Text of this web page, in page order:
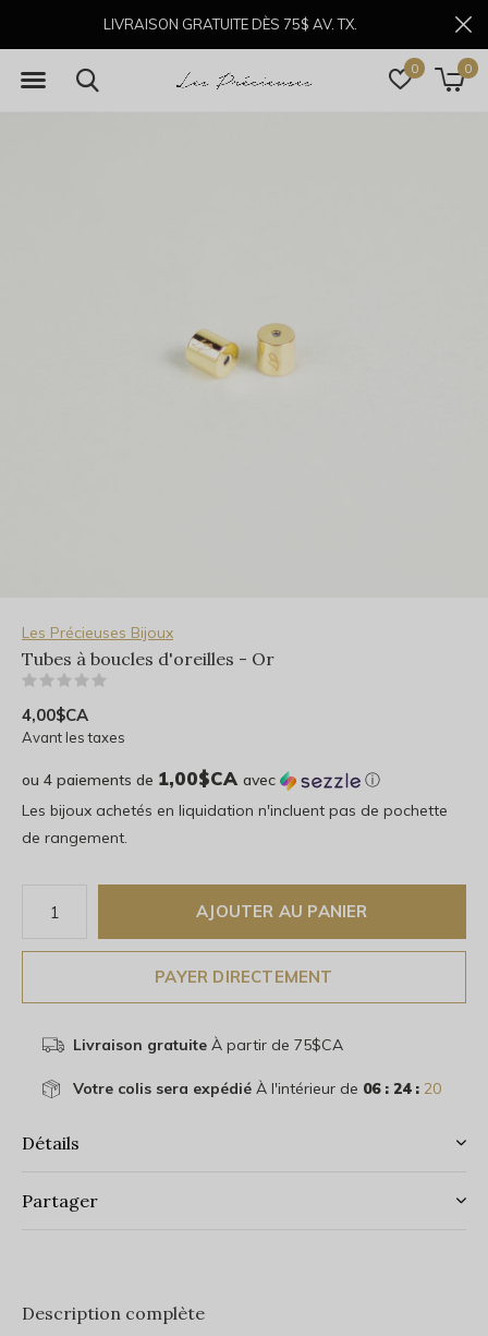
0 0
LIVRAISON GRATUITE DÈS 75$ AV. TX.
Les Précieuses Bijoux
Tubes à boucles d'oreilles - Or
4,00$CA
Avant les taxes
ou 4 paiements de 1,00$CA avec
ⓘ
Les bijoux achetés en liquidation n'incluent pas de pochette
de rangement.
AJOUTER AU PANIER
PAYER DIRECTEMENT
Livraison gratuiteÀ partir de 75$CA
Votre colis sera expédiéÀ l'intérieur de 06 : 24 : 19
Détails
Partager
Description complète